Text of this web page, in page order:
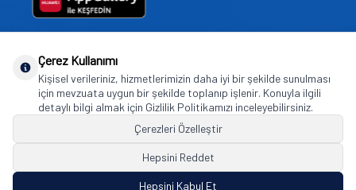
Goodyear (and Winged Foot Design) are trademarks of or licensed to The Goodyear
Tire & Rubber Company used under license by Basbug Group Company,
Istanbul/Türkiye. © 2026 The Goodyear Tire & Rubber Company.
Çerez Kullanımı
Kişisel verileriniz, hizmetlerimizin daha iyi bir şekilde sunulması
için mevzuata uygun bir şekilde toplanıp işlenir. Konuyla ilgili
detaylı bilgi almak için Gizlilik Politikamızı inceleyebilirsiniz.
Çerezleri Özelleştir
Hepsini Reddet
Hepsini Kabul Et